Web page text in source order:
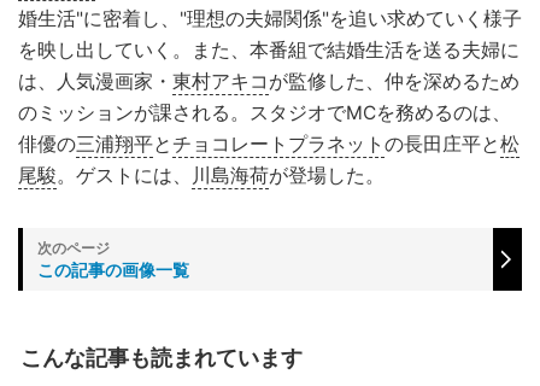
婚生活"に密着し、"理想の夫婦関係"を追い求めていく様子
を映し出していく。また、本番組で結婚生活を送る夫婦に
は、人気漫画家・ 東村アキコ が監修した、仲を深めるため
のミッションが課される。スタジオでMCを務めるのは、
俳優の三浦翔平とチョコレートプラネット の長田庄平と松
尾駿。ゲストには、 川島海荷が登場した。
この記事の画像一覧
こんな記事も読まれています